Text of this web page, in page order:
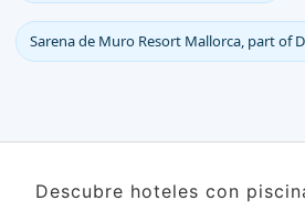
Sarena de Muro Resort Mallorca, part of
Descubre hoteles con